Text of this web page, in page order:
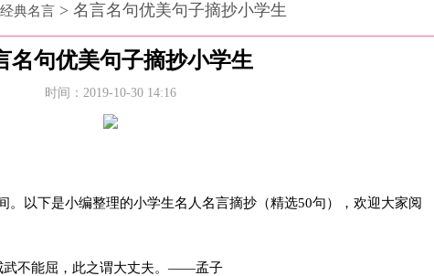
经典名言 > 名言名句优美句子摘抄小学生
名句优美句子摘抄小学生
时间：2019-10-30 14:16
以下是小编整理的小学生名人名言摘抄（精选50句），欢迎大家阅
不能屈，此之谓大丈夫。——孟子